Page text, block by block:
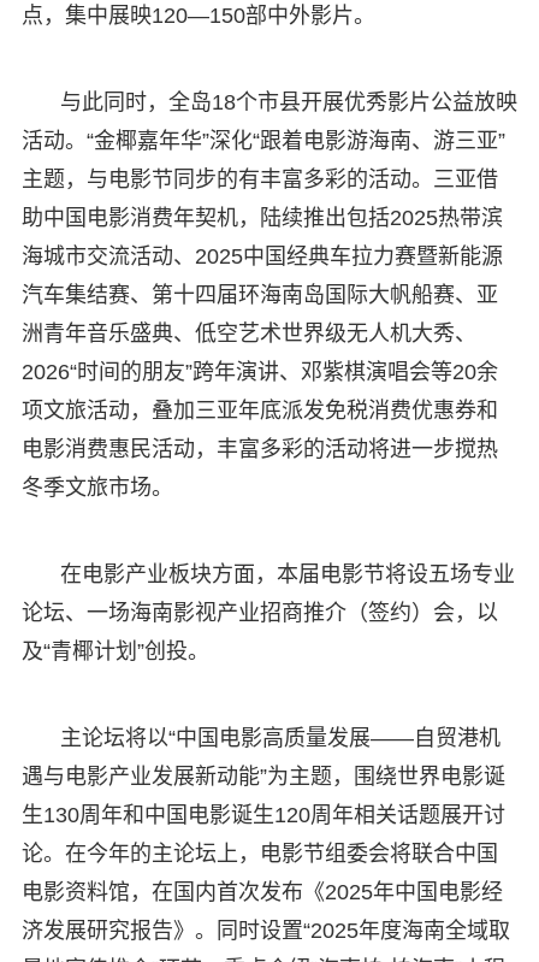
点，集中展映120—150部中外影片。
与此同时，全岛18个市县开展优秀影片公益放映
活动。“金椰嘉年华”深化“跟着电影游海南、游三亚”
主题，与电影节同步的有丰富多彩的活动。三亚借
助中国电影消费年契机，陆续推出包括2025热带滨
海城市交流活动、2025中国经典车拉力赛暨新能源
汽车集结赛、第十四届环海南岛国际大帆船赛、亚
洲青年音乐盛典、低空艺术世界级无人机大秀、
2026“时间的朋友”跨年演讲、邓紫棋演唱会等20余
项文旅活动，叠加三亚年底派发免税消费优惠券和
电影消费惠民活动，丰富多彩的活动将进一步搅热
冬季文旅市场。
在电影产业板块方面，本届电影节将设五场专业
论坛、一场海南影视产业招商推介（签约）会，以
及“青椰计划”创投。
主论坛将以“中国电影高质量发展——自贸港机
遇与电影产业发展新动能”为主题，围绕世界电影诞
生130周年和中国电影诞生120周年相关话题展开讨
论。在今年的主论坛上，电影节组委会将联合中国
电影资料馆，在国内首次发布《2025年中国电影经
济发展研究报告》。同时设置“2025年度海南全域取